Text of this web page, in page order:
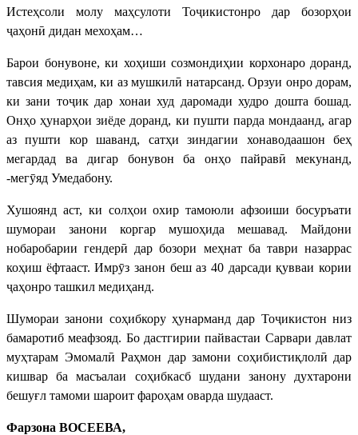
Истеҳсоли молу маҳсулоти Тоҷикистонро дар бозорҳои
ҷаҳонӣ дидан мехоҳам…
Барои бонувоне, ки хоҳиши созмондиҳии корхонаро доранд,
тавсия медиҳам, ки аз мушкилӣ натарсанд. Орзуи онро дорам,
ки зани тоҷик дар хонаи худ даромади худро дошта бошад.
Онҳо ҳунарҳои зиёде доранд, ки пушти парда мондаанд, агар
аз пушти кор шаванд, сатҳи зиндагии хонаводаашон беҳ
мегардад ва дигар бонувон ба онҳо пайравӣ мекунанд,
-мегӯяд Умедабону.
Хушоянд аст, ки солҳои охир тамоюли афзоиши босуръати
шумораи занони коргар мушоҳида мешавад. Майдони
нобаробарии гендерӣ дар бозори меҳнат ба таври назаррас
коҳиш ёфтааст. Имрӯз занон беш аз 40 дарсади қувваи кории
ҷаҳонро ташкил медиҳанд.
Шумораи занони соҳибкору ҳунарманд дар Тоҷикистон низ
бамаротиб меафзояд. Бо дастгирии пайвастаи Сарвари давлат
муҳтарам Эмомалӣ Раҳмон дар замони соҳибистиқлолӣ дар
кишвар ба масъалаи соҳибкасб шудани занону духтарони
бешуғл тамоми шароит фароҳам оварда шудааст.
Фарзона ВОСЕЕВА,